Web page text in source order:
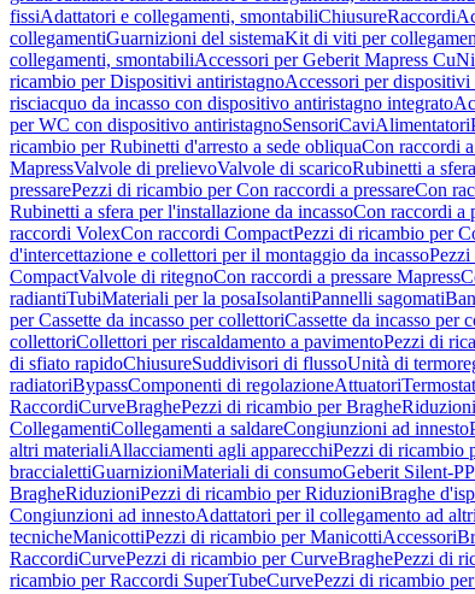
fissiAdattatori e collegamenti, smontabiliChiusureRaccordi
collegamentiGuarnizioni del sistemaKit di viti per
collegamenti, smontabiliAccessori per Geberit Mapress
ricambio per Dispositivi antiristagnoAccessori per dispositivi
risciacquo da incasso con dispositivo antiristagno integrato
per WC con dispositivo antiristagnoSensoriCaviAlimentatori
ricambio per Rubinetti d'arresto a sede obliquaCon raccordi
MapressValvole di prelievoValvole di scaricoRubinetti a sfera
pressarePezzi di ricambio per Con raccordi a pressareCon
Rubinetti a sfera per l'installazione da incassoCon raccordi a
raccordi VolexCon raccordi CompactPezzi di ricambio per
d'intercettazione e collettori per il montaggio da incasso
CompactValvole di ritegnoCon raccordi a pressare Mapress
radiantiTubiMateriali per la posaIsolantiPannelli sagomati
per Cassette da incasso per collettoriCassette da incasso per
collettoriCollettori per riscaldamento a pavimentoPezzi di
di sfiato rapidoChiusureSuddivisori di flussoUnità di
radiatoriBypassComponenti di regolazioneAttuatori
RaccordiCurveBraghePezzi di ricambio per BragheRiduzioni
CollegamentiCollegamenti a saldareCongiunzioni ad innesto
altri materialiAllacciamenti agli apparecchiPezzi di ricambio
braccialettiGuarnizioniMateriali di consumoGeberit Silent-PP
BragheRiduzioniPezzi di ricambio per RiduzioniBraghe
Congiunzioni ad innestoAdattatori per il collegamento ad
tecnicheManicottiPezzi di ricambio per ManicottiAccessori
RaccordiCurvePezzi di ricambio per CurveBraghePezzi di
ricambio per Raccordi SuperTubeCurvePezzi di ricambio